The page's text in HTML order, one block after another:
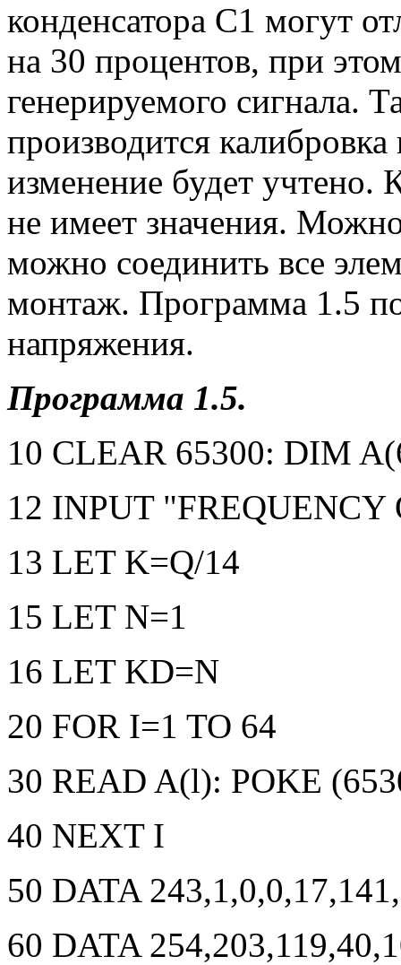
конденсатора С1 могут
на 30 процентов, при
генерируемого сигнала.
производится калибровка
изменение будет учтено.
не имеет значения.
можно соединить все
монтаж. Программа 1.5
напряжения.
Программа 1.5.
10 CLEAR 65300: DIM
12 INPUT
13 LET K=Q/14
15 LET N=1
16 LET KD=N
20 FOR I=1 TO 64
30 READ A(l): POKE
40 NEXT I
50 DATA
60 DATA